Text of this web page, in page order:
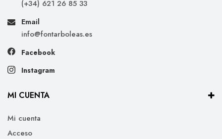
(+34) 621 26 85 33
Email
info@fontarboleas.es
Facebook
Instagram
MI CUENTA
Mi cuenta
Acceso